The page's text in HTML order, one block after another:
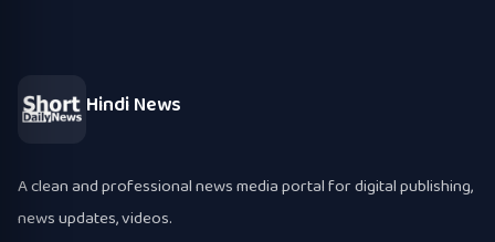
Hindi News
A clean and professional news media portal for digital publishing,
news updates, videos.